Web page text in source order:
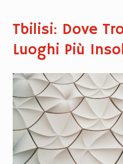
Tbilisi: Dove
Luoghi Più